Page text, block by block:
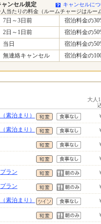
ャンセル規定
キャンセルに
人当たりの料金（ルームチャージはルー
7日～3日前
宿泊料金の
2日～1日前
宿泊料金の
当日
宿泊料金の
無連絡キャンセル
宿泊料金の
大人
素泊まり）
素泊まり）
ラン
ラン
素泊まり）